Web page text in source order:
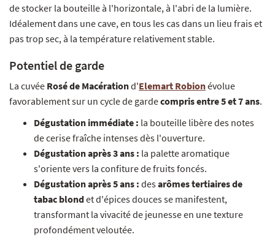
de stocker la bouteille à l'horizontale, à l'abri de la lumière.
Idéalement dans une cave, en tous les cas dans un lieu frais et
pas trop sec, à la température relativement stable.
Potentiel de garde
La cuvée Rosé de Macérationd'Elemart Robionévolue
favorablement sur un cycle de gardecompris entre 5 et 7 ans.
Dégustation immédiate : la bouteille libère des notes
de cerise fraîche intenses dès l'ouverture.
Dégustation après 3 ans : la palette aromatique
s'oriente vers la confiture de fruits foncés.
Dégustation après 5 ans : desarômes tertiaires de
tabac blondet d'épices douces se manifestent,
transformant la vivacité de jeunesse en une texture
profondément veloutée.